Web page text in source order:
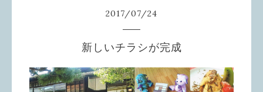
2017/07/24
新しいチラシが完成